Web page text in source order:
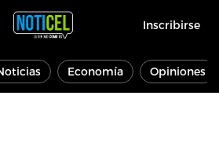
Inscribirse
Economía Opiniones